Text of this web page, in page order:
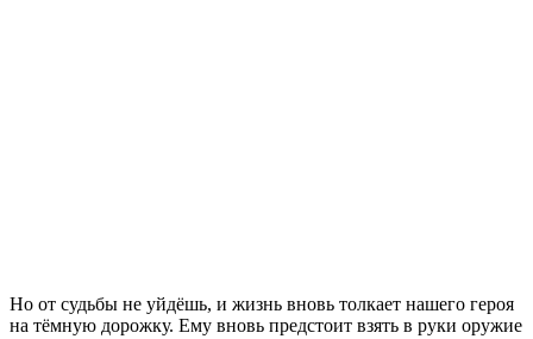
Но от судьбы не уйдёшь, и жизнь вновь толкает нашего героя
на тёмную дорожку. Ему вновь предстоит взять в руки оружие